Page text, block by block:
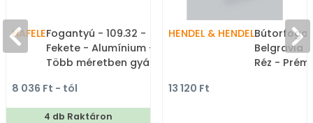
HAFELEFogantyú - 109.32 -
Fekete - Alumínium -
Több méretben gyártott
bútorfogantyú
8 036 Ft - tól
4 db Raktáron
HENDEL & HENDEL
Belgravia
Réz -
13 120 Ft